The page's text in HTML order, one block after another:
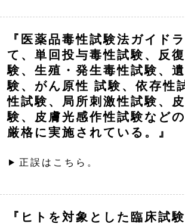
『医薬品毒性試験法ガイド
て、単回投与毒性試験、反
験、生殖・発生毒性試験、
験、がん原性 試験、依存性
性試験、局所刺激性試験、
験、皮膚光感作性試験など
厳格に実施されている。』
正誤はこちら。
『ヒトを対象とした臨床試